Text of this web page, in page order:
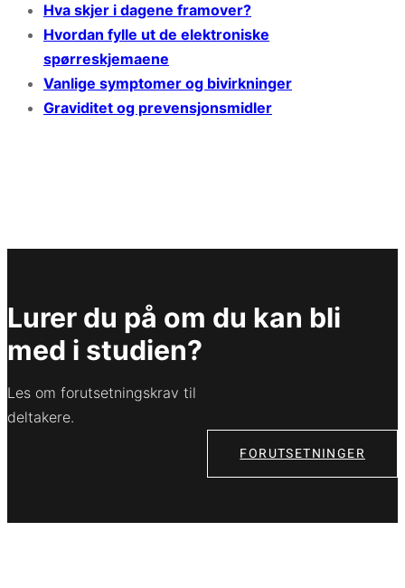
Hva skjer i dagene framover?
Hvordan fylle ut de elektroniske
spørreskjemaene
Vanlige symptomer og bivirkninger
Graviditet og prevensjonsmidler
Lurer du på om du kan bli
med i studien?
Les om forutsetningskrav til
deltakere.
FORUTSETNINGER